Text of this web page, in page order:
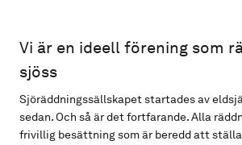
Vi är en ideell förening som
sjöss
Sjöräddningssällskapet startades av
sedan. Och så är det fortfarande. Alla
frivillig besättning som är beredd att